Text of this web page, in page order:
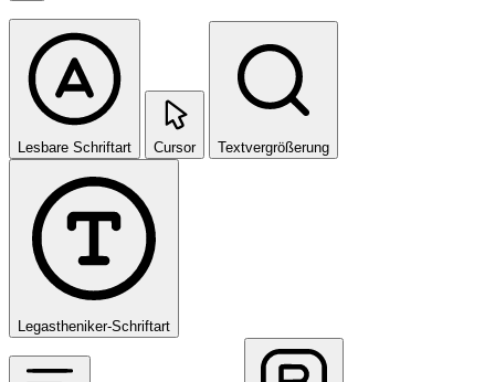
Lesbare Schriftart Cursor Textvergrößerung
Legastheniker-Schriftart